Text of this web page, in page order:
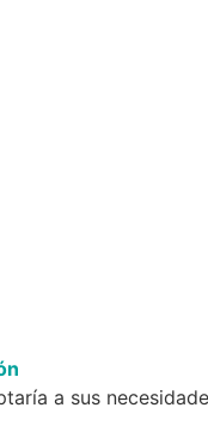
a sus